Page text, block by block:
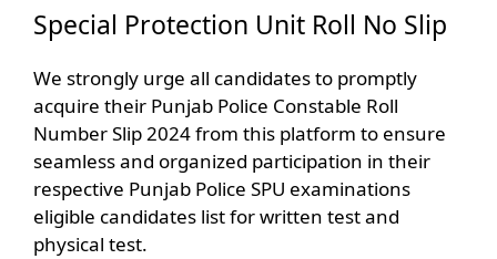
Special Protection Unit Roll No Slip
We strongly urge all candidates to promptly
acquire their Punjab Police Constable Roll
Number Slip 2024 from this platform to ensure
seamless and organized participation in their
respective Punjab Police SPU examinations
eligible candidates list for written test and
physical test.